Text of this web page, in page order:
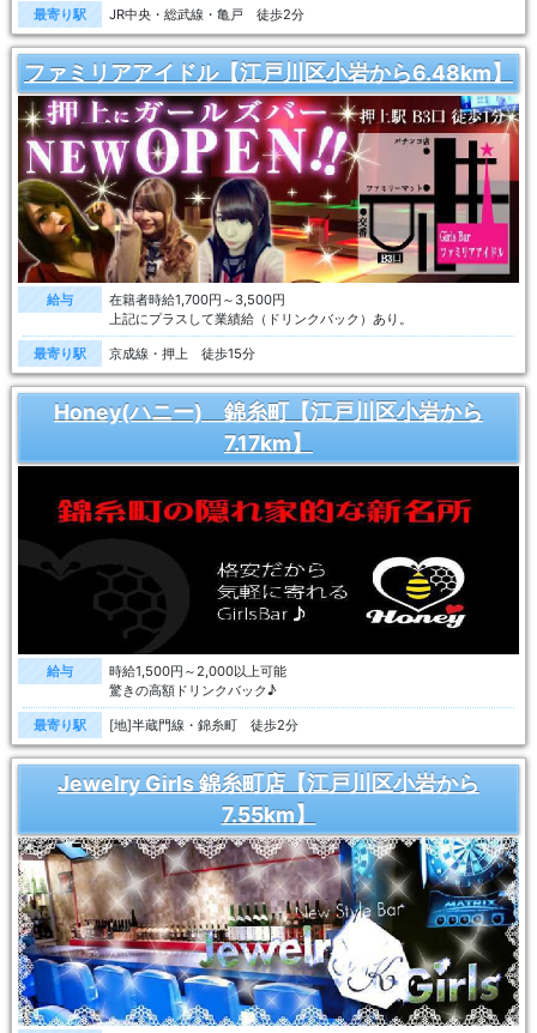
最寄り駅 JR中央・総武線・亀戸 徒歩2分
ファミリアアイドル【江戸川区小岩から6.48km】
給与
在籍者時給1,700円～3,500円
上記にプラスして業績給（ドリンクバック）あり。
最寄り駅 京成線・押上 徒歩15分
Honey(ハニー) 錦糸町【江戸川区小岩から
7.17km】
給与
時給1,500円～2,000以上可能
驚きの高額ドリンクバック♪
最寄り駅 [地]半蔵門線・錦糸町 徒歩2分
Jewelry Girls 錦糸町店【江戸川区小岩から
7.55km】